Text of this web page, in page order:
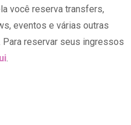
você reserva transfers,
eventos e várias outras
Para reservar seus ingressos